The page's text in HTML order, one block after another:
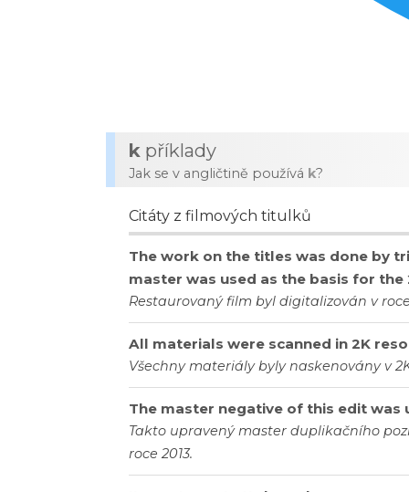
k příklady
Jak se v angličtině používá k?
Citáty z filmových titulků
The work on the titles was done by
master was used as the basis for the
Restaurovaný film byl digitalizován v roce
All materials were scanned in 2K
Všechny materiály byly naskenovány v
The master negative of this edit was
Takto upravený master duplikačního
roce 2013.